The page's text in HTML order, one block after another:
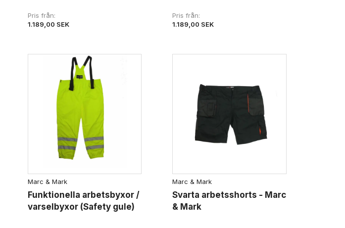
Pris från
1.189,00 SEK
Pris från
1.189,00 SEK
Marc & Mark
Funktionella arbetsbyxor /
varselbyxor (Safety gule)
Marc & Mark
Svarta arbetsshorts - Marc
& Mark